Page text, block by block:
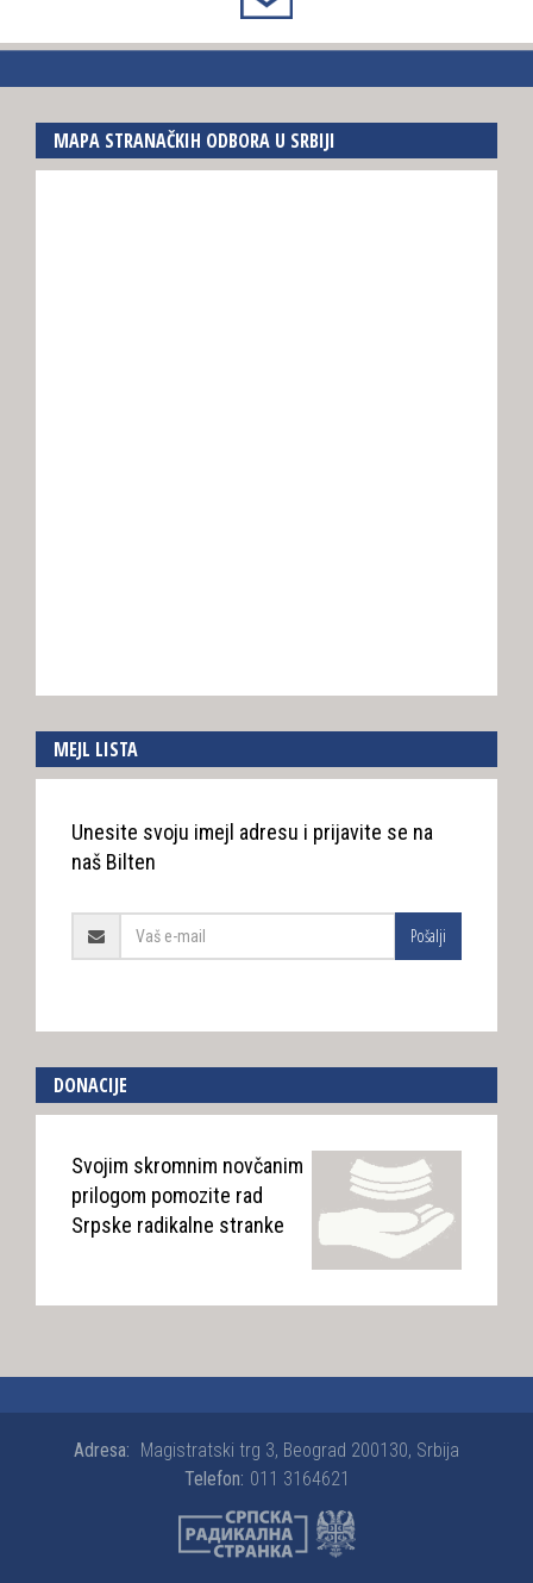
MAPA STRANAČKIH ODBORA U SRBIJI
MEJL LISTA
Unesite svoju imejl adresu i prijavite se na
naš Bilten
Pošalji
DONACIJE
Svojim skromnim novčanim
prilogom pomozite rad
Srpske radikalne stranke
Adresa: Magistratski trg 3, Beograd 200130, Srbija
Telefon: 011 3164621